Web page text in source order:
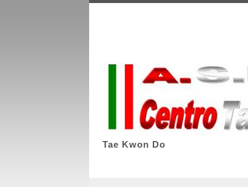
Tae Kwon Do